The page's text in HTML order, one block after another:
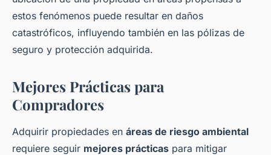
estos fenómenos puede resultar en daños
catastróficos, influyendo también en las pólizas de
seguro y protección adquirida.
Mejores Prácticas para
Compradores
Adquirir propiedades en áreas de riesgo ambiental
requiere seguir mejores prácticas para mitigar